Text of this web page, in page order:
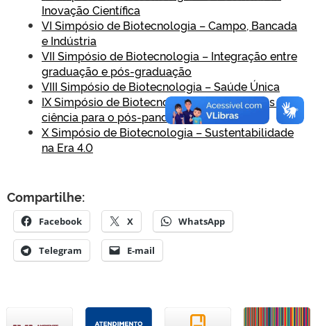
Inovação Científica
VI Simpósio de Biotecnologia – Campo, Bancada
e Indústria
VII Simpósio de Biotecnologia – Integração entre
graduação e pós-graduação
VIII Simpósio de Biotecnologia – Saúde Única
IX Simpósio de Biotecnologia – Perspectivas da
ciência para o pós-pandemia
X Simpósio de Biotecnologia – Sustentabilidade
na Era 4.0
Compartilhe:
Facebook X WhatsApp
Telegram E-mail